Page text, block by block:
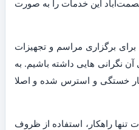
این خدمات را به صورت
برگزاری مراسم و تجهیزات
نگرانی هایی داشته باشیم. به
خستگی و استرس شده و اصلا
تنها راهکار، استفاده از ظروف